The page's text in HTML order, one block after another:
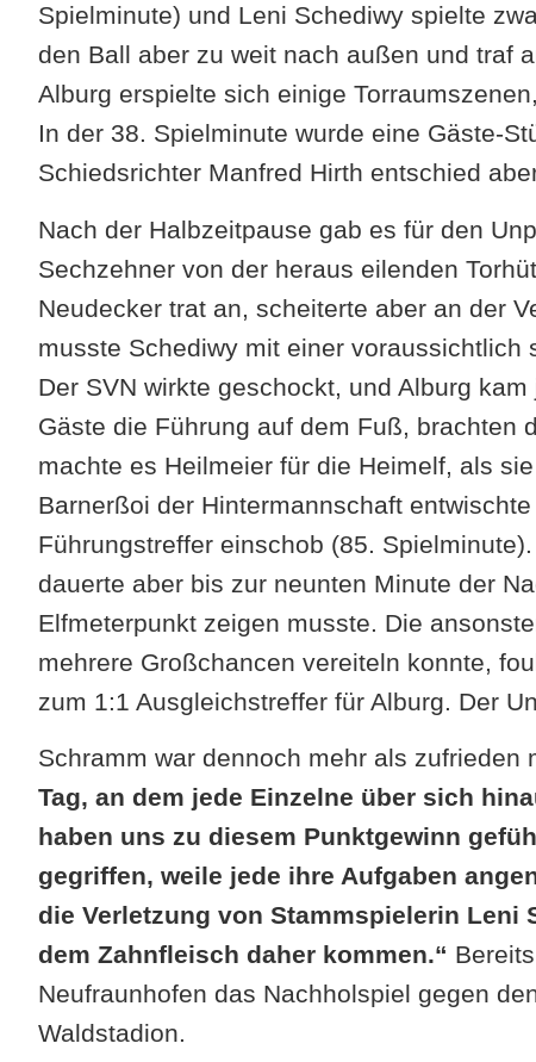
Spielminute) und Leni Schediwy spielte
den Ball aber zu weit nach außen und traf
Alburg erspielte sich einige
In der 38. Spielminute wurde eine Gäste-
Schiedsrichter Manfred Hirth entschied
Nach der Halbzeitpause gab es für den
Sechzehner von der heraus eilenden
Neudecker trat an, scheiterte aber an der
musste Schediwy mit einer
Der SVN wirkte geschockt, und Alburg
Gäste die Führung auf dem Fuß, brachten
machte es Heilmeier für die Heimelf, als
Barnerßoi der Hintermannschaft
Führungstreffer einschob (85.
dauerte aber bis zur neunten Minute der
Elfmeterpunkt zeigen musste. Die
mehrere Großchancen vereiteln konnte,
zum 1:1 Ausgleichstreffer für Alburg. Der
Schramm war dennoch mehr als zufrieden
Tag, an dem jede Einzelne über sich
haben uns zu diesem Punktgewinn
gegriffen, weile jede ihre Aufgaben
die Verletzung von Stammspielerin
dem Zahnfleisch daher kommen.“
Neufraunhofen das Nachholspiel gegen
Waldstadion.